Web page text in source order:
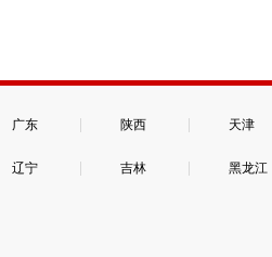
广东 陕西 天津
辽宁 吉林 黑龙江